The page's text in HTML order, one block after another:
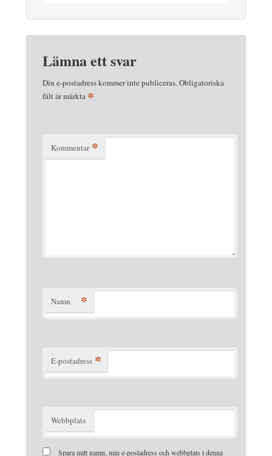
Lämna ett svar
Din e-postadress kommer inte publiceras.Obligatoriska
fält är märkta *
Kommentar *
Namn *
E-postadress *
Webbplats
Spara mitt namn, min e-postadress och webbplats i denna